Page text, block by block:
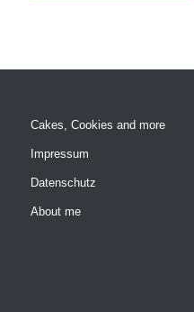
Cakes, Cookies and more
Impressum
Datenschutz
About me